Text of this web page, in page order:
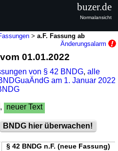
>a.F. Fassung ab
Änderungsalarm
vom 01.01.2022
von § 42 BNDG,alle
am 1. Januar 2022
, neuer Text
BNDG hier überwachen!
§ 42 BNDG n.F. (neue Fassung)
buzer.de
Normalansicht